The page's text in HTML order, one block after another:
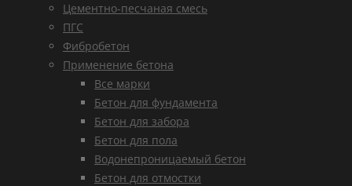
Цементно-песчаная смесь
ПГС
Фибробетон
Применение бетона
Все марки
Бетон для фундамента
Бетон для забора
Бетон для пола
Водонепроницаемый бетон
Бетон для отмостки